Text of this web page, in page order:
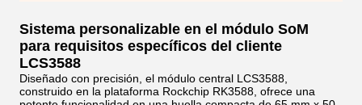
Sistema personalizable en el módulo SoM
para requisitos específicos del cliente
LCS3588
Diseñado con precisión, el módulo central LCS3588,
construido en la plataforma Rockchip RK3588, ofrece una